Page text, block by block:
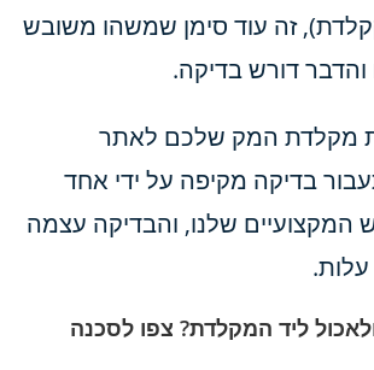
זה עוד סימן שמשהו משובש
דורש בדיקה.
מקלדת המק שלכם לאתר
בדיקה מקיפה על ידי אחד
המקצועיים שלנו, והבדיקה עצמה
ליד המקלדת? צפו לסכנה